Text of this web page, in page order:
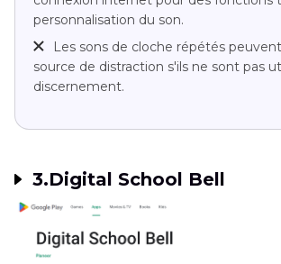
personnalisation du son.
Les sons de cloche répétés
source de distraction s'ils ne sont pas
discernement.
3.Digital School Bell